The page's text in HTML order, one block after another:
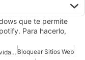
que te permite
Para hacerlo,
Mejores Extensiones De Productividad Para Chrome Bloquear Sitios Web